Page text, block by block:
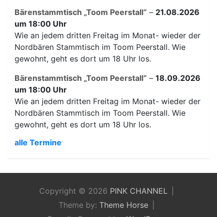
Bärenstammtisch „Toom Peerstall“ – 21.08.2026
um 18:00 Uhr
Wie an jedem dritten Freitag im Monat- wieder der
Nordbären Stammtisch im Toom Peerstall. Wie
gewohnt, geht es dort um 18 Uhr los.
Bärenstammtisch „Toom Peerstall“ – 18.09.2026
um 18:00 Uhr
Wie an jedem dritten Freitag im Monat- wieder der
Nordbären Stammtisch im Toom Peerstall. Wie
gewohnt, geht es dort um 18 Uhr los.
alle Termine
Copyright © 2026 PINK CHANNEL
Theme by: Theme Horse